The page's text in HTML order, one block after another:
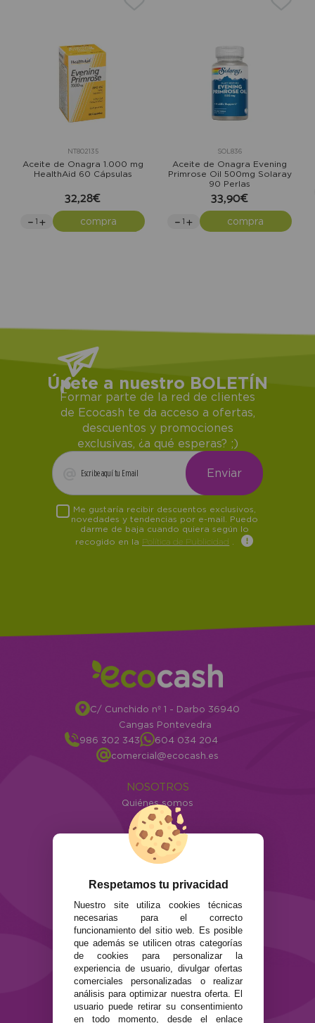
NT802135
Aceite de Onagra 1.000 mg
HealthAid 60 Cápsulas
32,28€
compra
SOL836
Aceite de Onagra Evening
Primrose Oil 500mg Solaray
90 Perlas
33,90€
compra
Únete a nuestro BOLETÍN
Formar parte de la red de clientes
de Ecocash te da acceso a ofertas,
descuentos y promociones
exclusivas, ¿a qué esperas? ;)
Me gustaría recibir descuentos exclusivos,
novedades y tendencias por e-mail. Puedo
darme de baja cuando quiera según lo
recogido en la Política de Publicidad
C/ Cunchido nº 1 - Darbo 36940
Cangas Pontevedra
986 302 343
604 034 204
comercial@ecocash.es
NOSOTROS
Quiénes somos
Info
ATENCIÓN AL CLIENTE
Envíos y devoluciones
Formas de pago
SEGURIDAD Y PRIVACIDAD
Términos y condiciones de uso
Política de privacidad
Política de cookies
Respetamos tu privacidad
Nuestro site utiliza cookies técnicas
necesarias para el correcto
funcionamiento del sitio web. Es posible
que además se utilicen otras categorías
de cookies para personalizar la
experiencia de usuario, divulgar ofertas
comerciales personalizadas o realizar
análisis para optimizar nuestra oferta. El
usuario puede retirar su consentimiento
en todo momento, desde el enlace